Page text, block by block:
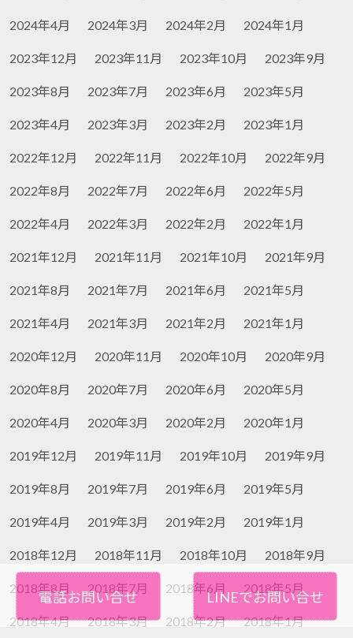
2024年4月 2024年3月 2024年2月 2024年1月
2023年12月 2023年11月 2023年10月 2023年9月
2023年8月 2023年7月 2023年6月 2023年5月
2023年4月 2023年3月 2023年2月 2023年1月
2022年12月 2022年11月 2022年10月 2022年9月
2022年8月 2022年7月 2022年6月 2022年5月
2022年4月 2022年3月 2022年2月 2022年1月
2021年12月 2021年11月 2021年10月 2021年9月
2021年8月 2021年7月 2021年6月 2021年5月
2021年4月 2021年3月 2021年2月 2021年1月
2020年12月 2020年11月 2020年10月 2020年9月
2020年8月 2020年7月 2020年6月 2020年5月
2020年4月 2020年3月 2020年2月 2020年1月
2019年12月 2019年11月 2019年10月 2019年9月
2019年8月 2019年7月 2019年6月 2019年5月
2019年4月 2019年3月 2019年2月 2019年1月
2018年12月 2018年11月 2018年10月 2018年9月
2018年8月 2018年7月 2018年6月 2018年5月
2018年4月 2018年3月 2018年2月 2018年1月
電話お問い合せ LINEでお問い合せ